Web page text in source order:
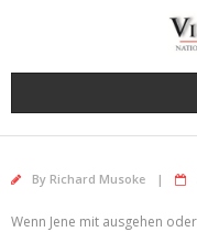
By Richard Musoke
Wenn Jene mit ausgehen